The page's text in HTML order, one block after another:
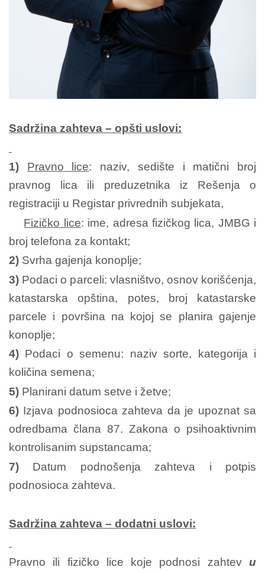
Sadržina zahteva – opšti uslovi:
1) Pravno lice: naziv, sedište i matični broj
pravnog lica ili preduzetnika iz Rešenja o
registraciji u Registar privrednih subjekata,
Fizičko lice: ime, adresa fizičkog lica, JMBG i
broj telefona za kontakt;
2) Svrha gajenja konoplje;
3) Podaci o parceli: vlasništvo, osnov korišćenja,
katastarska opština, potes, broj katastarske
parcele i površina na kojoj se planira gajenje
konoplje;
4) Podaci o semenu: naziv sorte, kategorija i
količina semena;
5) Planirani datum setve i žetve;
6) Izjava podnosioca zahteva da je upoznat sa
odredbama člana 87. Zakona o psihoaktivnim
kontrolisanim supstancama;
7) Datum podnošenja zahteva i potpis
podnosioca zahteva.
Sadržina zahteva – dodatni uslovi:
Pravno ili fizičko lice koje podnosi zahtev u